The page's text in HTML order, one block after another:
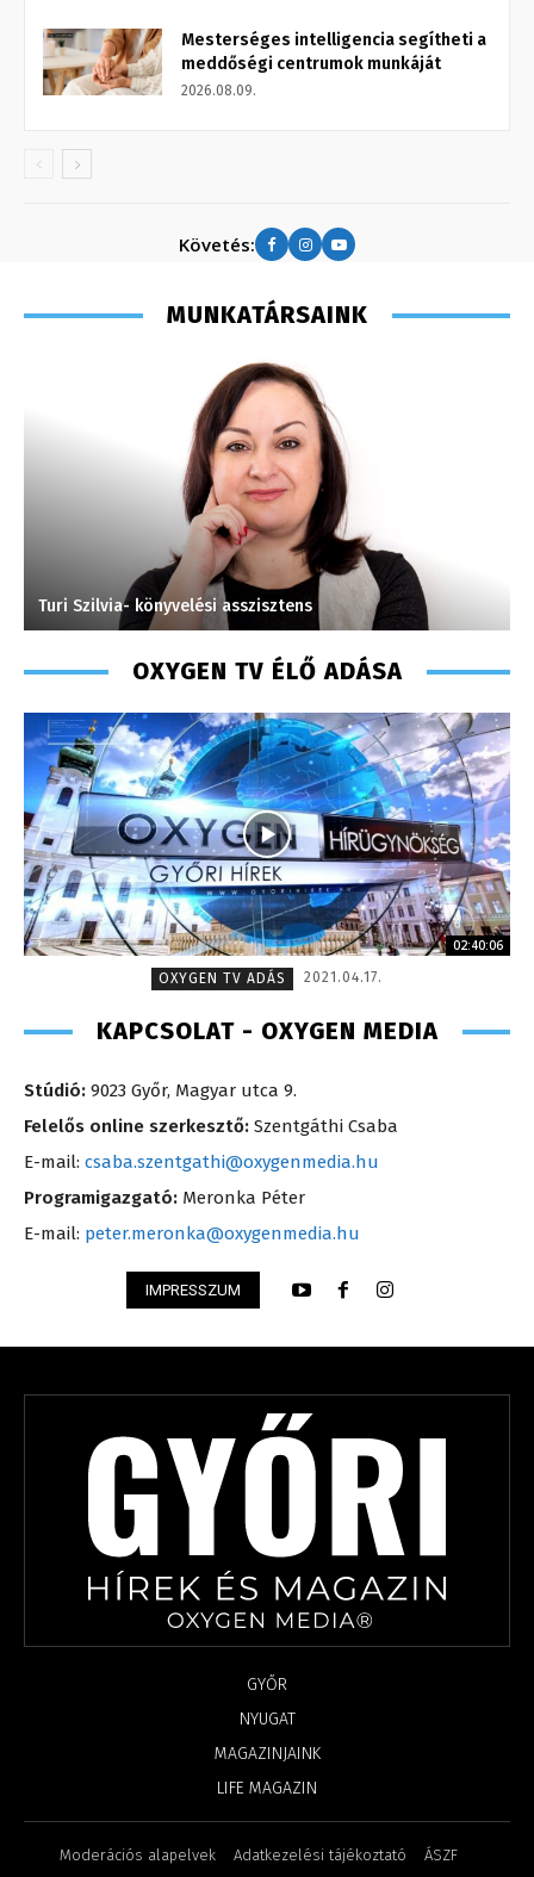
Mesterséges intelligencia segítheti a
meddőségi centrumok munkáját
2026.08.09.
Követés:
MUNKATÁRSAINK
Turi Szilvia- könyvelési asszisztens
OXYGEN TV ÉLŐ ADÁSA
02:40:06
OXYGEN TV ADÁS
2021.04.17.
KAPCSOLAT - OXYGEN MEDIA
Stúdió: 9023 Győr, Magyar utca 9.
Felelős online szerkesztő: Szentgáthi Csaba
E-mail: csaba.szentgathi@oxygenmedia.hu
Programigazgató: Meronka Péter
E-mail: peter.meronka@oxygenmedia.hu
IMPRESSZUM
GYŐR
NYUGAT
MAGAZINJAINK
LIFE MAGAZIN
Moderációs alapelvek Adatkezelési tájékoztató
ÁSZF